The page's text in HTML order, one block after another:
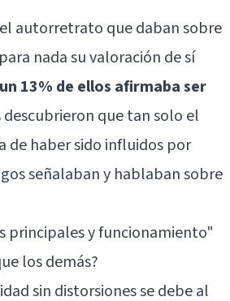
autorretrato que daban sobre
nada su valoración de sí
13% de ellos afirmaba ser
descubrieron que tan solo el
de haber sido influidos por
señalaban y hablaban sobre
principales y funcionamiento"
los demás?
sin distorsiones se debe al